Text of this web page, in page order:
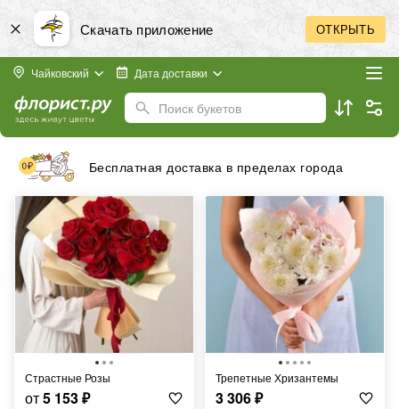
Скачать приложение ОТКРЫТЬ
Чайковский Дата доставки
Поиск букетов
Принимаем к оплате банковские карты любых
стран
Страстные Розы
от5 153₽
Трепетные Хризантемы
3 306₽